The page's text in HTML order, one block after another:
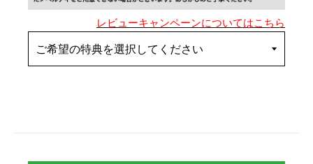
レビューキャンペーンについてはこちら